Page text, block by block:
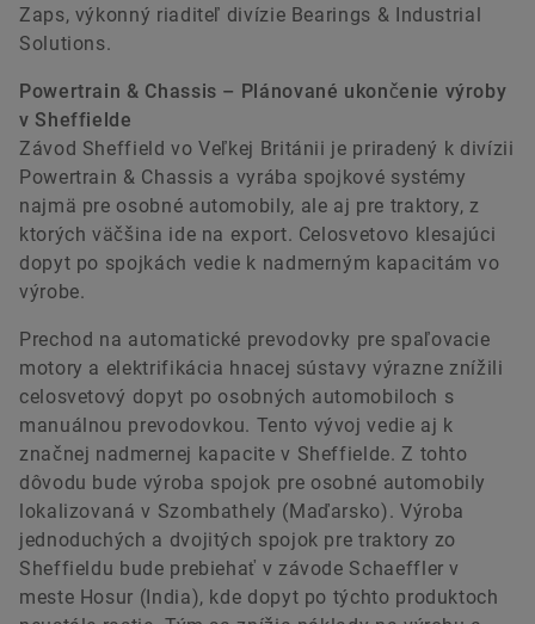
Zaps, výkonný riaditeľ divízie Bearings & Industrial
Solutions.
Powertrain & Chassis – Plánované ukončenie výroby
v Sheffielde
Závod Sheffield vo Veľkej Británii je priradený k divízii
Powertrain & Chassis a vyrába spojkové systémy
najmä pre osobné automobily, ale aj pre traktory, z
ktorých väčšina ide na export. Celosvetovo klesajúci
dopyt po spojkách vedie k nadmerným kapacitám vo
výrobe.
Prechod na automatické prevodovky pre spaľovacie
motory a elektrifikácia hnacej sústavy výrazne znížili
celosvetový dopyt po osobných automobiloch s
manuálnou prevodovkou. Tento vývoj vedie aj k
značnej nadmernej kapacite v Sheffielde. Z tohto
dôvodu bude výroba spojok pre osobné automobily
lokalizovaná v Szombathely (Maďarsko). Výroba
jednoduchých a dvojitých spojok pre traktory zo
Sheffieldu bude prebiehať v závode Schaeffler v
meste Hosur (India), kde dopyt po týchto produktoch